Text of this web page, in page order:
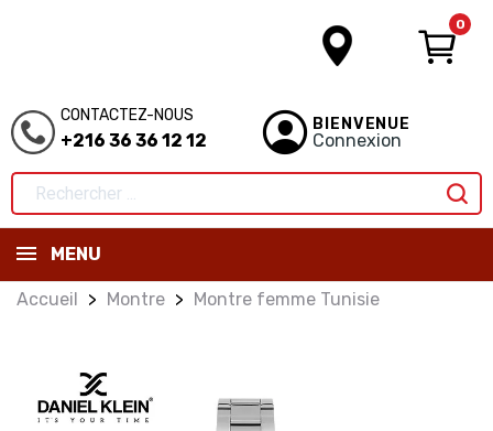
0
CONTACTEZ-NOUS
+216 36 36 12 12
BIENVENUE
Connexion
MENU
Accueil Montre Montre femme Tunisie